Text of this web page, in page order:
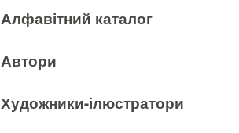
Алфавітний каталог
Автори
Художники-ілюстратори